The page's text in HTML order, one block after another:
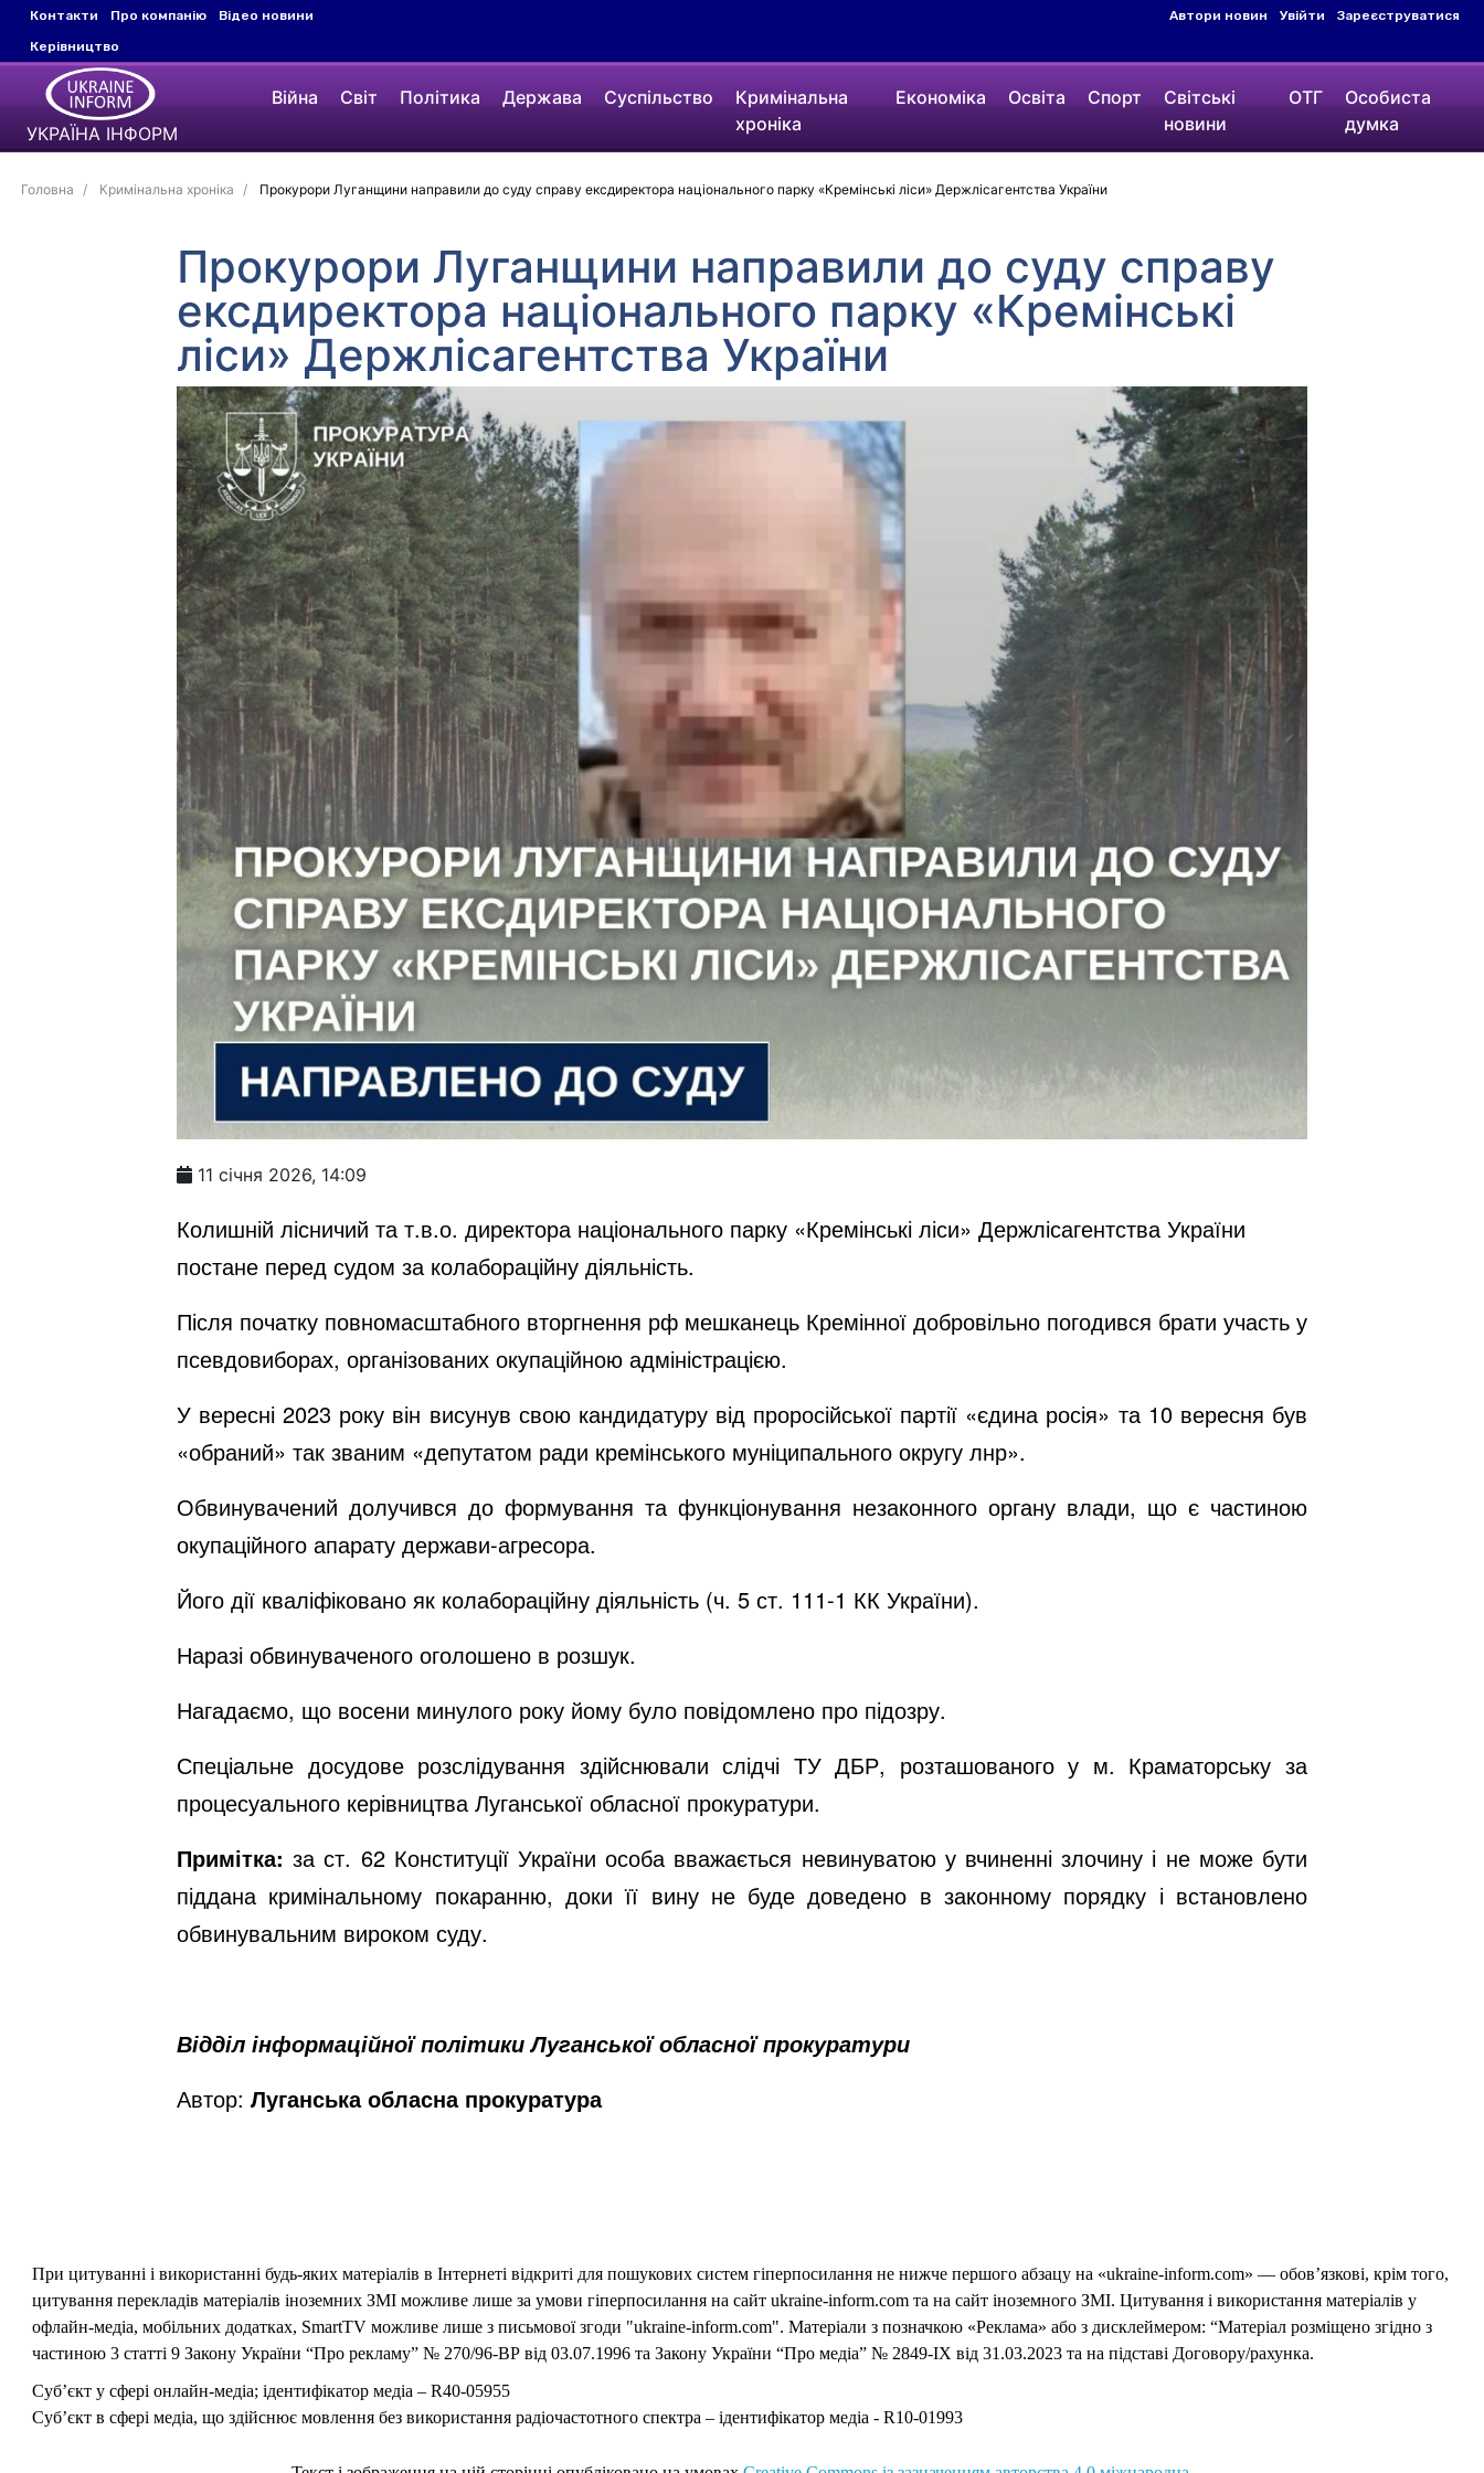
Контакти Про компанію
Відео новини
Керівництво
Автори новин Увійти Зареєструватися
УКРАЇНА ІНФОРМ
Війна Світ Політика Держава Суспільство
Кримінальна
хроніка
Економіка Освіта Спорт
Світські
новини
ОТГ
Особиста
думка
Головна Кримінальна хроніка Прокурори Луганщини направили до суду справу ексдиректора національного парку «Кремінські ліси» Держлісагентства України
Прокурори Луганщини направили до суду справу
ексдиректора національного парку «Кремінські
ліси» Держлісагентства України
11 січня 2026, 14:09
Колишній лісничий та т.в.о. директора національного парку «Кремінські ліси» Держлісагентства України
постане перед судом за колабораційну діяльність.
Після початку повномасштабного вторгнення рф мешканець Кремінної добровільно погодився брати участь у
псевдовиборах, організованих окупаційною адміністрацією.
У вересні 2023 року він висунув свою кандидатуру від проросійської партії «єдина росія» та 10 вересня був
«обраний» так званим «депутатом ради кремінського муніципального округу лнр».
Обвинувачений долучився до формування та функціонування незаконного органу влади, що є частиною
окупаційного апарату держави-агресора.
Його дії кваліфіковано як колабораційну діяльність (ч. 5 ст. 111-1 КК України).
Наразі обвинуваченого оголошено в розшук.
Нагадаємо, що восени минулого року йому було повідомлено про підозру.
Спеціальне досудове розслідування здійснювали слідчі ТУ ДБР, розташованого у м. Краматорську за
процесуального керівництва Луганської обласної прокуратури.
Примітка: за ст. 62 Конституції України особа вважається невинуватою у вчиненні злочину і не може бути
піддана кримінальному покаранню, доки її вину не буде доведено в законному порядку і встановлено
обвинувальним вироком суду.
Відділ інформаційної політики Луганської обласної прокуратури
Автор: Луганська обласна прокуратура
При цитуванні і використанні будь-яких матеріалів в Інтернеті відкриті для пошукових систем гіперпосилання не нижче першого абзацу на «ukraine-inform.com» — обов’язкові, крім того,
цитування перекладів матеріалів іноземних ЗМІ можливе лише за умови гіперпосилання на сайт ukraine-inform.com та на сайт іноземного ЗМІ. Цитування і використання матеріалів у
офлайн-медіа, мобільних додатках, SmartTV можливе лише з письмової згоди "ukraine-inform.com". Матеріали з позначкою «Реклама» або з дисклеймером: “Матеріал розміщено згідно з
частиною 3 статті 9 Закону України “Про рекламу” № 270/96-ВР від 03.07.1996 та Закону України “Про медіа” № 2849-IX від 31.03.2023 та на підставі Договору/рахунка.
Суб’єкт у сфері онлайн-медіа; ідентифікатор медіа – R40-05955
Суб’єкт в сфері медіа, що здійснює мовлення без використання радіочастотного спектра – ідентифікатор медіа - R10-01993